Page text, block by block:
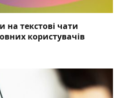
на текстові чати
користувачів